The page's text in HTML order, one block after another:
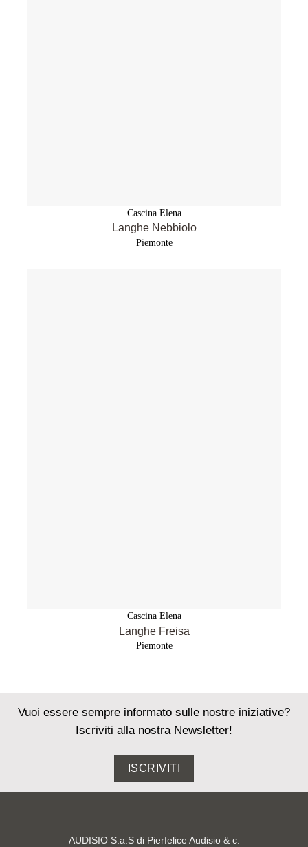
Cascina Elena
Langhe Nebbiolo
Piemonte
Cascina Elena
Langhe Freisa
Piemonte
Vuoi essere sempre informato sulle nostre iniziative?
Iscriviti alla nostra Newsletter!
ISCRIVITI
AUDISIO S.a.S di Pierfelice Audisio & c.